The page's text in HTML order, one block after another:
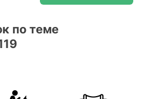
по теме